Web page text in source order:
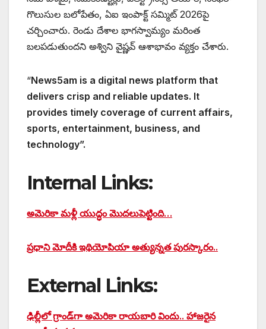
గొలుసుల బలోపేతం, ఏఐ ఇంపాక్ట్ సమ్మిట్ 2026పై
చర్చించారు. రెండు దేశాల భాగస్వామ్యం మరింత
బలపడుతుందని అశ్విని వైష్ణవ్ ఆశాభావం వ్యక్తం చేశారు.
“News5am is a digital news platform that
delivers crisp and reliable updates. It
provides timely coverage of current affairs,
sports, entertainment, business, and
technology”.
Internal Links:
అమెరికా మళ్లీ యుద్ధం మొదలుపెట్టింది…
ప్రధాని మోదీకి ఇథియోపియా అత్యున్నత పురస్కారం..
External Links:
ఢిల్లీలో గ్రాండ్‌గా అమెరికా రాయబారి విందు.. హాజరైన